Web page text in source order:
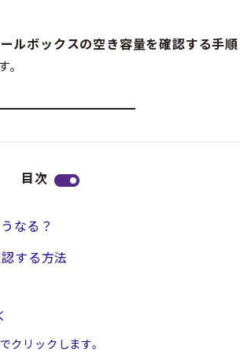
ルボックスの空き容量を確認する手順
目次
なる？
する方法
クリックします。